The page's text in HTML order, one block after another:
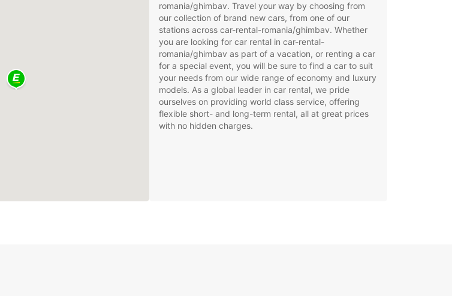
romania/ghimbav. Travel your way by choosing from
our collection of brand new cars, from one of our
stations across car-rental-romania/ghimbav. Whether
you are looking for car rental in car-rental-
romania/ghimbav as part of a vacation, or renting a car
for a special event, you will be sure to find a car to suit
your needs from our wide range of economy and luxury
models. As a global leader in car rental, we pride
ourselves on providing world class service, offering
flexible short- and long-term rental, all at great prices
with no hidden charges.